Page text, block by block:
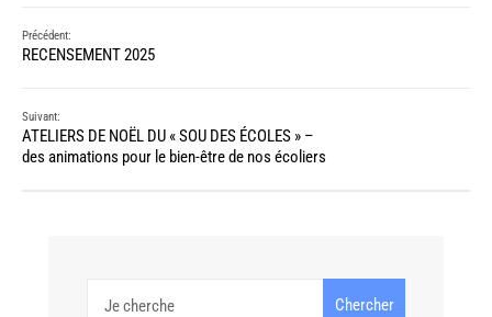
Précédent:
RECENSEMENT 2025
Suivant:
ATELIERS DE NOËL DU « SOU DES ÉCOLES » –
des animations pour le bien-être de nos écoliers
Chercher